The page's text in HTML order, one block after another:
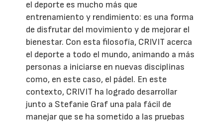
el deporte es mucho más que
entrenamiento y rendimiento: es una forma
de disfrutar del movimiento y de mejorar el
bienestar. Con esta filosofía, CRIVIT acerca
el deporte a todo el mundo, animando a más
personas a iniciarse en nuevas disciplinas
como, en este caso, el pádel. En este
contexto, CRIVIT ha logrado desarrollar
junto a Stefanie Graf una pala fácil de
manejar que se ha sometido a las pruebas